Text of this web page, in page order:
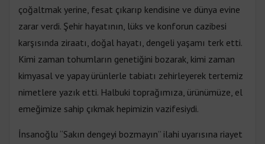
çoğaltmak yerine, fesat çıkarıp kendisine ve dünya evine
zarar verdi. Şehir hayatının, lüks ve konforun cazibesi
karşısında ziraatı, doğal hayatı, dengeli yaşamı terk etti.
Kimi zaman tohumların genetiğini bozarak, kimi zaman
kimyasal ve yapay ürünlerle tabiatı zehirleyerek tertemiz
nimetlere yazık etti. Halbuki toprağımıza, ürünümüze, el
emeğimize sahip çıkmak hepimizin vazifesiydi.
İnsanoğlu “Sakın dengeyi bozmayın” ilahi uyarısına riayet